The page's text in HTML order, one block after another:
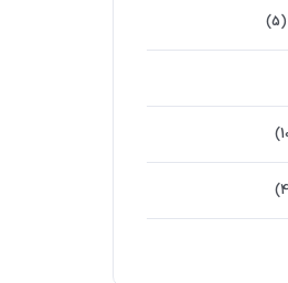
(5)